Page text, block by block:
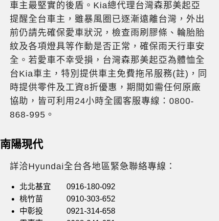
車主最堅實的後盾。Kia總代理台灣森那美起亞
提醒全台車主，雖暴風圈已逐漸遠離台灣，外出
前仍請先確保愛車狀況，檢查雨刷膠條、輪胎胎
紋及各項燈具等作動是否正常，確保雨天行車安
全。若愛車不幸受損，台灣森那美起亞為體恤全
台Kia車主，特別提供車主免費拖吊服務(註)，同
時提供零件及工資8折優惠，期間如需任何原廠
協助，皆可利用24小時全國客服專線：0800-
868-995。
南陽現代
詳洽Hyundai全台各地區緊急聯絡專線：
北北基宜 0916-180-092
桃竹苗 0910-303-652
中彰投 0921-314-658